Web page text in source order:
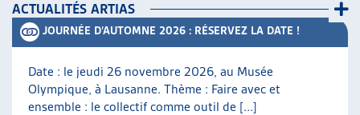
ACTUALITÉS ARTIAS
JOURNÉE D’AUTOMNE 2026 : RÉSERVEZ LA DATE !
Date : le jeudi 26 novembre 2026, au Musée
Olympique, à Lausanne. Thème : Faire avec et
ensemble : le collectif comme outil de [...]